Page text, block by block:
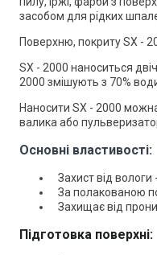
засобом для рідких
Поверхню, покриту SX -
SX - 2000 наноситься
2000 змішують з 70%
Наносити SX - 2000
валика або
Основні властивості:
Захист від
За полакованою
Захищає від
Підготовка поверхні: